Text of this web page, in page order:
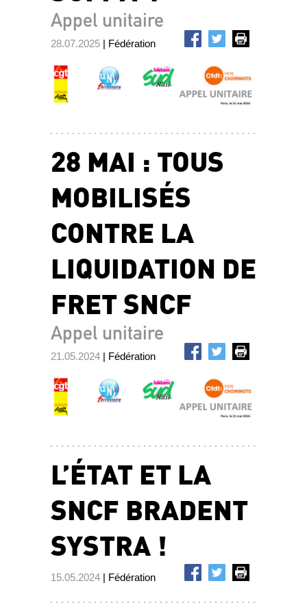
Appel unitaire
28.07.2025 | Fédération
28 MAI : TOUS
MOBILISÉS
CONTRE LA
LIQUIDATION DE
FRET SNCF
Appel unitaire
21.05.2024 | Fédération
L’ÉTAT ET LA
SNCF BRADENT
SYSTRA !
15.05.2024 | Fédération